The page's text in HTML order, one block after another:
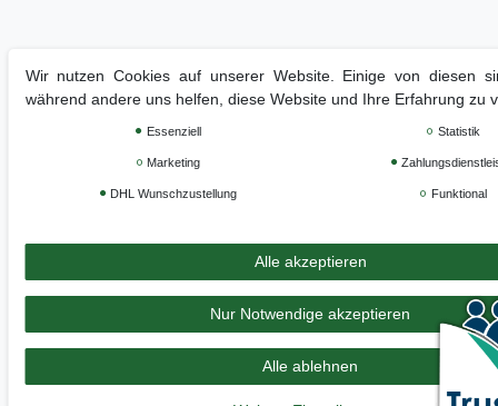
Wir nutzen Cookies auf unserer Website. Einige von diesen
während andere uns helfen, diese Website und Ihre Erfahrung zu
Essenziell Statistik
Marketing
DHL Wunschzustellung Funktional
Alle akzeptieren
Nur Notwendige akzeptieren
Alle ablehnen